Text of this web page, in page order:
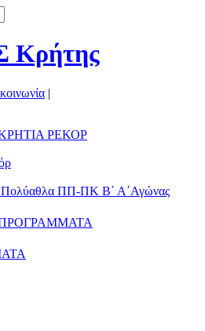
|
ΡΕΚΟΡ
Πολύαθλα ΠΠ-ΠΚ Β΄ Α΄Αγώνας